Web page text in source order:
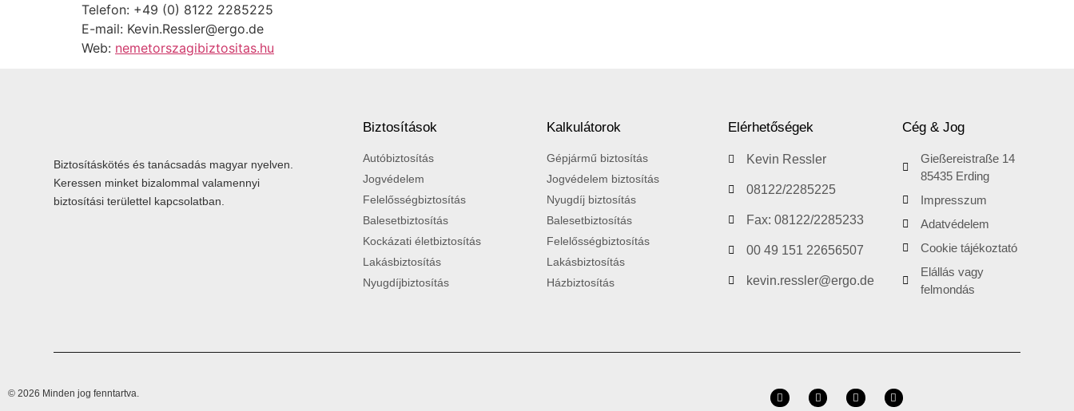
Telefon: +49 (0) 8122 2285225
E-mail: Kevin.Ressler@ergo.de
Web: nemetorszagibiztositas.hu
Biztosításkötés és tanácsadás magyar nyelven.
Keressen minket bizalommal valamennyi
biztosítási területtel kapcsolatban.
Biztosítások
Autóbiztosítás
Jogvédelem
Felelősségbiztosítás
Balesetbiztosítás
Kockázati életbiztosítás
Lakásbiztosítás
Nyugdíjbiztosítás
Kalkulátorok
Gépjármű biztosítás
Jogvédelem biztosítás
Nyugdíj biztosítás
Balesetbiztosítás
Felelősségbiztosítás
Lakásbiztosítás
Házbiztosítás
Elérhetőségek
Kevin Ressler
08122/2285225
Fax: 08122/2285233
00 49 151 22656507
kevin.ressler@ergo.de
Cég & Jog
Gießereistraße 14
85435 Erding
Impresszum
Adatvédelem
Cookie tájékoztató
Elállás vagy
felmondás
© 2026 Minden jog fenntartva.